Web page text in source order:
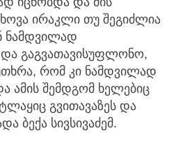
ირაკლი თუ შეგიძლია
ნამდვილად
გაგვათავისუფლონო,
რომ კი ნამდვილად
ამის შემდგომ ხელებიც
გვითავაზეს და
ბექა სივსივაძემ.